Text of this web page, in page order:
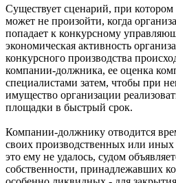
Существует сценарий, при
может не произойти, когда
попадает к конкурсному
экономическая активность
конкурсного производства
компании-должника, ее оценка
специалистами затем, чтобы при
имущество организации
площадки в быстрый срок.
Компании-должнику отводится
своих производственных или иных
это ему не удалось, судом
собственности, принадлежавших